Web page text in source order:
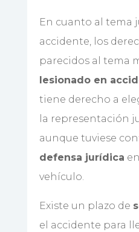
En cuanto al tema
accidente, los
parecidos al tema
lesionado en
tiene derecho a
la representación
aunque tuviese
defensa jurídica
vehículo.
Existe un plazo de
el accidente para